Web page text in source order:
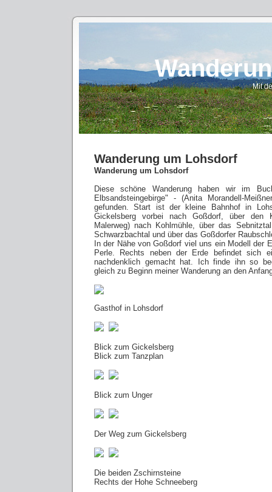
Mit
Wanderung um Lohsdorf
Wanderung um Lohsdorf
Diese schöne Wanderung haben wir im
Elbsandsteingebirge" - (Anita Morandell-
gefunden. Start ist der kleine Bahnhof in
Gickelsberg vorbei nach Goßdorf, über den
Malerweg) nach Kohlmühle, über das
Schwarzbachtal und über das Goßdorfer
In der Nähe von Goßdorf viel uns ein Modell der
Perle. Rechts neben der Erde befindet sich
nachdenklich gemacht hat. Ich finde ihn so
gleich zu Beginn meiner Wanderung an den
Gasthof in Lohsdorf
Blick zum Gickelsberg
Blick zum Tanzplan
Blick zum Unger
Der Weg zum Gickelsberg
Die beiden Zschirnsteine
Rechts der Hohe Schneeberg